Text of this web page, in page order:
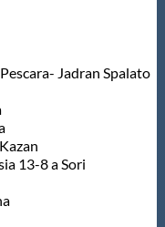
Jadran Spalato
13-8 a Sori